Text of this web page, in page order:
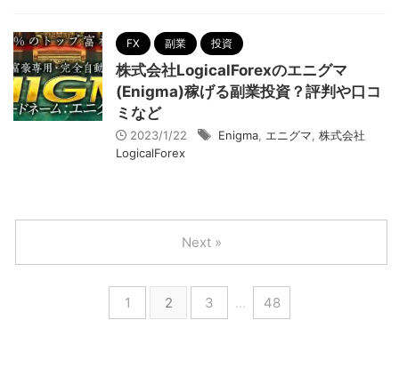
FX 副業 投資
株式会社LogicalForexのエニグマ
(Enigma)稼げる副業投資？評判や口コ
ミなど
2023/1/22 Enigma エニグマ 株式会社
LogicalForex
1 2 3 … 48
Next »